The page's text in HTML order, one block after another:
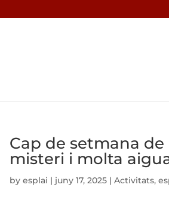
Cap de setmana
misteri i molta
byesplai | juny 17, 2025 |Activitats,